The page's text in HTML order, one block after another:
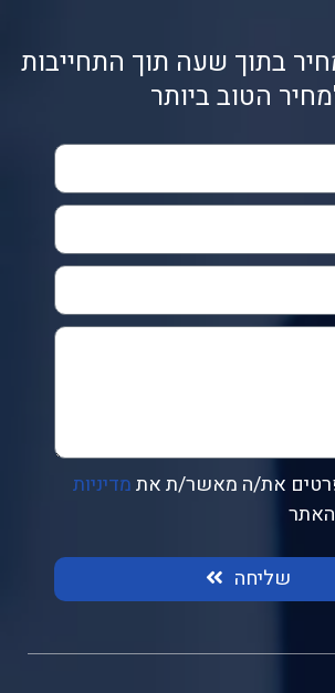
בתוך שעה תוך התחייבות
הטוב ביותר
את/ה מאשר/ת אתמדיניות
שליחה